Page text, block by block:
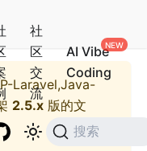
社
区
交
流
AI Vibe
Coding
搜索
Laravel,Java-
2.5.x 版的文